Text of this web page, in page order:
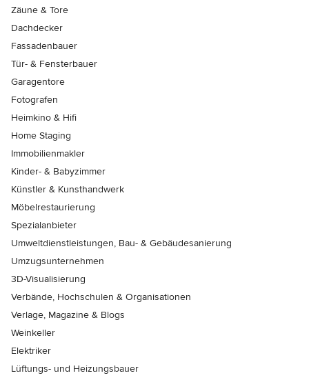
Zäune & Tore
Dachdecker
Fassadenbauer
Tür- & Fensterbauer
Garagentore
Fotografen
Heimkino & Hifi
Home Staging
Immobilienmakler
Kinder- & Babyzimmer
Künstler & Kunsthandwerk
Möbelrestaurierung
Spezialanbieter
Umweltdienstleistungen, Bau- & Gebäudesanierung
Umzugsunternehmen
3D-Visualisierung
Verbände, Hochschulen & Organisationen
Verlage, Magazine & Blogs
Weinkeller
Elektriker
Lüftungs- und Heizungsbauer